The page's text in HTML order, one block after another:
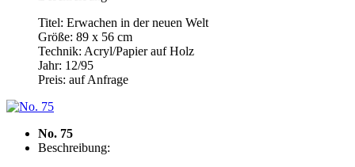
Titel: Erwachen in der neuen Welt
Größe: 89 x 56 cm
Technik: Acryl/Papier auf Holz
Jahr: 12/95
Preis: auf Anfrage
No. 75
Beschreibung: